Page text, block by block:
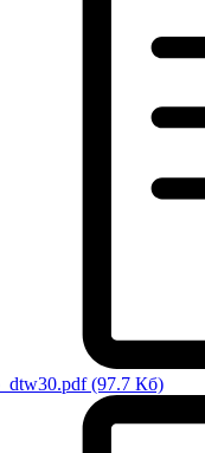
(97.7 Кб)